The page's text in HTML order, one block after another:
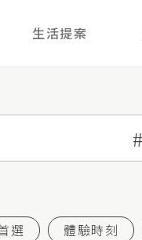
生活提案
選 體驗時刻